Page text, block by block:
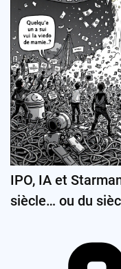
IPO, IA et
siècle… ou du